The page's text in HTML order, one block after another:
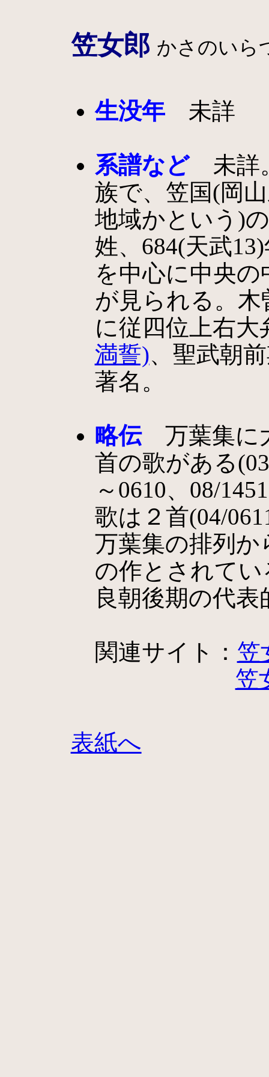
笠女郎 かさのいら
生没年未詳
系譜など未詳
族で、笠国(岡
地域かという)
姓、684(天武
を中心に中央
が見られる。
に従四位上右大
満誓)、聖武朝
著名。
略伝万葉集に
首の歌がある
～0610、08/
歌は２首(04/
万葉集の排列か
の作とされて
良朝後期の代
関連サイト： 笠
笠
表紙へ